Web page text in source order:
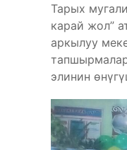
Тарых
карай жол”
аркылуу
элинин